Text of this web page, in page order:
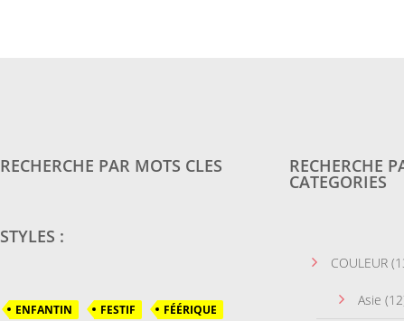
RECHERCHE PAR MOTS CLES
STYLES :
ENFANTIN FESTIF
FÉÉRIQUE
RECHERCHE
CATEGORIES
COULEUR
Asie